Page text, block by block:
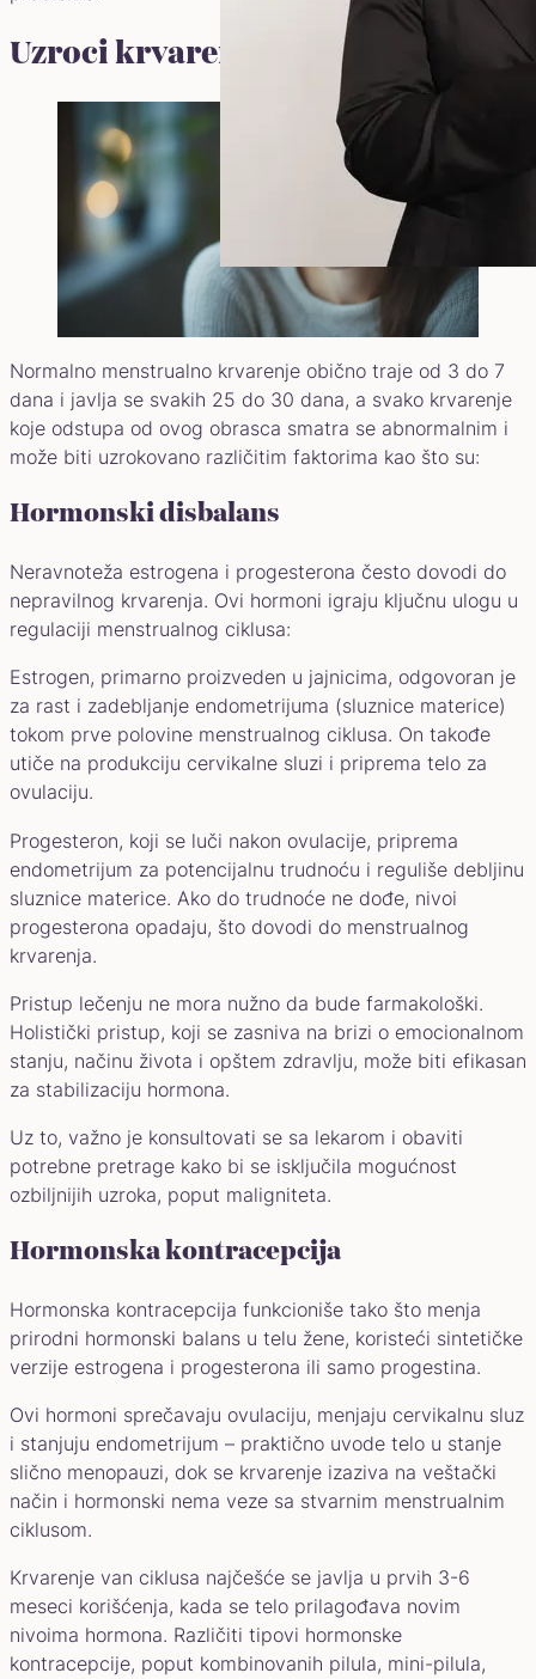
Uzroci krvarenja van ciklusa
Normalno menstrualno krvarenje obično traje od 3 do 7
dana i javlja se svakih 25 do 30 dana, a svako krvarenje
koje odstupa od ovog obrasca smatra se abnormalnim i
može biti uzrokovano različitim faktorima kao što su:
Hormonski disbalans
Neravnoteža estrogena i progesterona često dovodi do
nepravilnog krvarenja. Ovi hormoni igraju ključnu ulogu u
regulaciji menstrualnog ciklusa:
Estrogen, primarno proizveden u jajnicima, odgovoran je
za rast i zadebljanje endometrijuma (sluznice materice)
tokom prve polovine menstrualnog ciklusa. On takođe
utiče na produkciju cervikalne sluzi i priprema telo za
ovulaciju.
Progesteron, koji se luči nakon ovulacije, priprema
endometrijum za potencijalnu trudnoću i reguliše debljinu
sluznice materice. Ako do trudnoće ne dođe, nivoi
progesterona opadaju, što dovodi do menstrualnog
krvarenja.
Pristup lečenju ne mora nužno da bude farmakološki.
Holistički pristup, koji se zasniva na brizi o emocionalnom
stanju, načinu života i opštem zdravlju, može biti efikasan
za stabilizaciju hormona.
Uz to, važno je konsultovati se sa lekarom i obaviti
potrebne pretrage kako bi se isključila mogućnost
ozbiljnijih uzroka, poput maligniteta.
Hormonska kontracepcija
Hormonska kontracepcija funkcioniše tako što menja
prirodni hormonski balans u telu žene, koristeći sintetičke
verzije estrogena i progesterona ili samo progestina.
Ovi hormoni sprečavaju ovulaciju, menjaju cervikalnu sluz
i stanjuju endometrijum – praktično uvode telo u stanje
slično menopauzi, dok se krvarenje izaziva na veštački
način i hormonski nema veze sa stvarnim menstrualnim
ciklusom.
Krvarenje van ciklusa najčešće se javlja u prvih 3-6
meseci korišćenja, kada se telo prilagođava novim
nivoima hormona. Različiti tipovi hormonske
kontracepcije, poput kombinovanih pilula, mini-pilula,